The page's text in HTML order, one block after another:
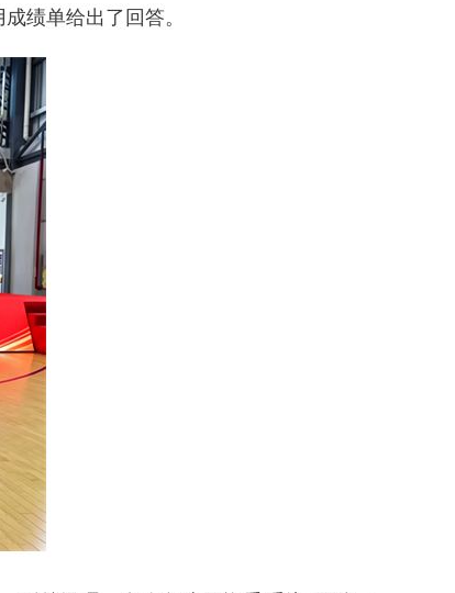
绩单给出了回答。